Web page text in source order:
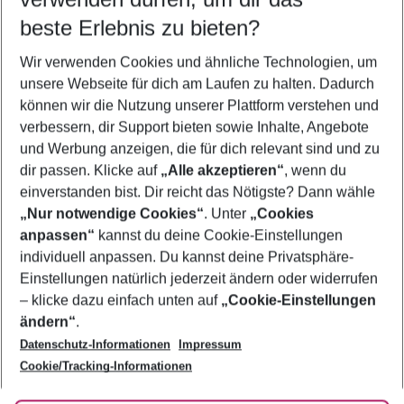
5-8 Nächte
2 Erwachsene Keine Kinder
Mehr Filter anzeigen
Footer
Footer navigation
Über uns
AGB
Bestpreisgarantie
Cookie-Einstellungen ändern
Cookie-Richtlinie
Agenturbetreuung
Barrierefreies Reisen
Folge uns
beste Erlebnis zu bieten?
Wir verwenden Cookies und ähnliche Technologien, um
unsere Webseite für dich am Laufen zu halten. Dadurch
können wir die Nutzung unserer Plattform verstehen und
verbessern, dir Support bieten sowie Inhalte, Angebote
und Werbung anzeigen, die für dich relevant sind und zu
dir passen. Klicke auf „Alle akzeptieren“, wenn du
einverstanden bist. Dir reicht das Nötigste? Dann wähle
„Nur notwendige Cookies“. Unter „Cookies
anpassen“ kannst du deine Cookie-Einstellungen
individuell anpassen. Du kannst deine Privatsphäre-
Einstellungen natürlich jederzeit ändern oder widerrufen
– klicke dazu einfach unten auf „Cookie-Einstellungen
ändern“.
Datenschutz-Informationen
Impressum
Cookie/Tracking-Informationen